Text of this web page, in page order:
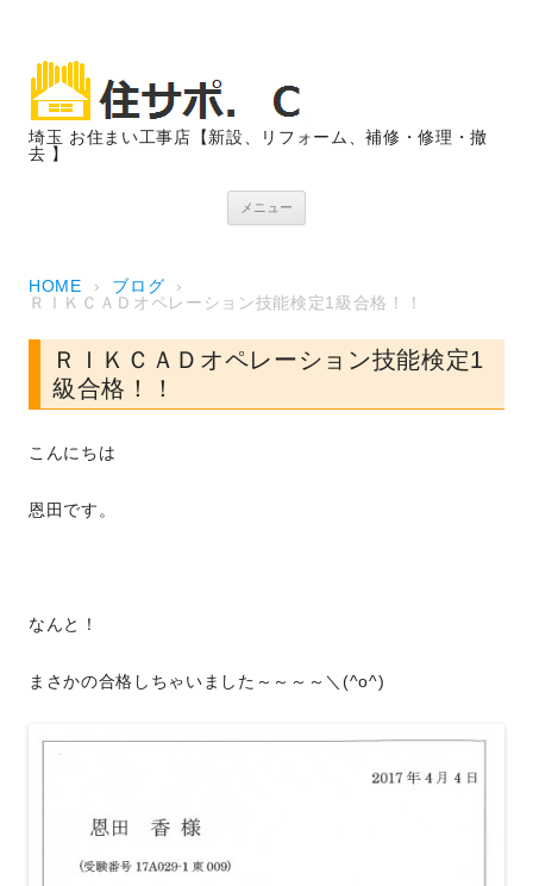
埼玉 お住まい工事店【新設、リフォーム、補修・修理・撤
去 】
メニュー
HOME › ブログ
›
ＲＩＫＣＡＤオペレーション技能検定1級合格！！
ＲＩＫＣＡＤオペレーション技能検定1
級合格！！
こんにちは
恩田です。
なんと！
まさかの合格しちゃいました～～～～＼(^o^)